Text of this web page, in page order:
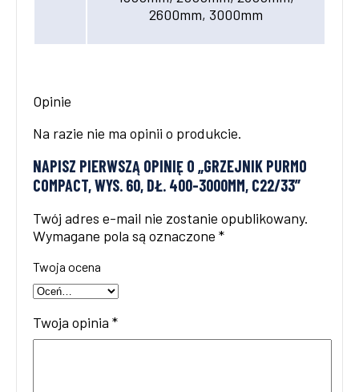
2600mm, 3000mm
Opinie
Na razie nie ma opinii o produkcie.
NAPISZ PIERWSZĄ OPINIĘ O „GRZEJNIK PURMO
COMPACT, WYS. 60, DŁ. 400-3000MM, C22/33”
Twój adres e-mail nie zostanie opublikowany.
Wymagane pola są oznaczone *
Twoja ocena
Twoja opinia *